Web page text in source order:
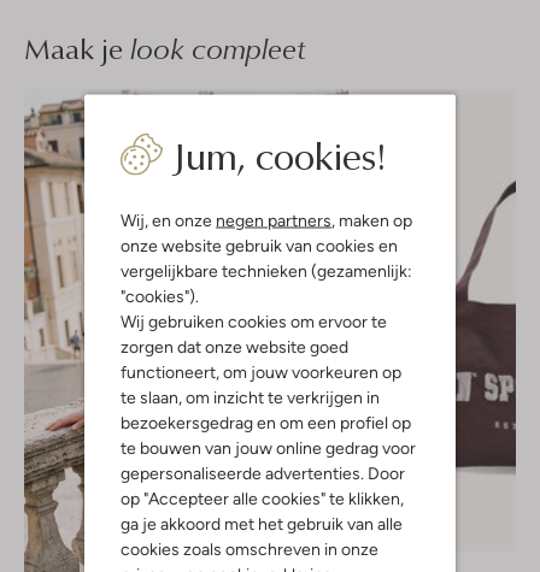
Jum, cookies!
Wij, en onze negen partners , maken op
onze website gebruik van cookies en
vergelijkbare technieken (gezamenlijk:
"cookies").
Wij gebruiken cookies om ervoor te
zorgen dat onze website goed
functioneert, om jouw voorkeuren op
te slaan, om inzicht te verkrijgen in
bezoekersgedrag en om een profiel op
te bouwen van jouw online gedrag voor
gepersonaliseerde advertenties. Door
op "Accepteer alle cookies" te klikken,
ga je akkoord met het gebruik van alle
cookies zoals omschreven in onze
Maak je look compleet